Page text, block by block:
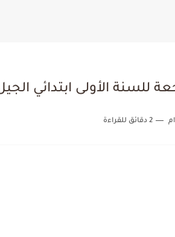
للسنة الأولى ابتدائي الجيل
2 دقائق للقراءة